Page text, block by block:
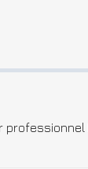
professionnel